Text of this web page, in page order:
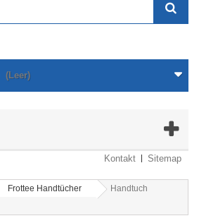
(Leer)
Kontakt Sitemap
Frottee Handtücher
Handtuch